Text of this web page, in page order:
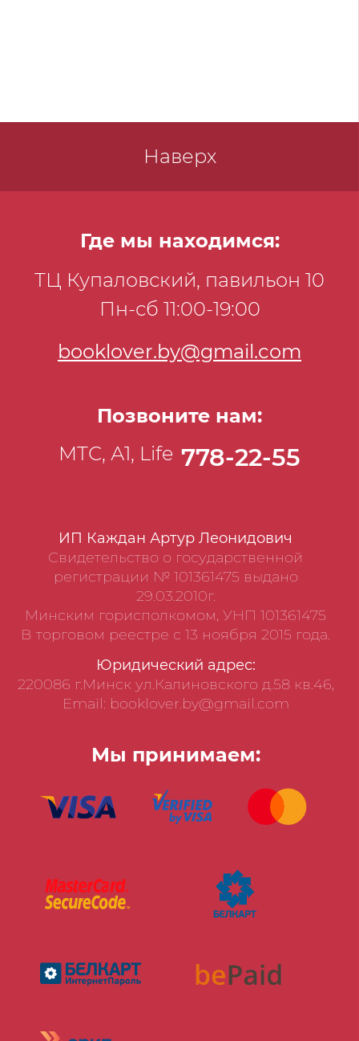
Наверх
ИП Каждан Артур Леонидович
Свидетельство о государственной
регистрации № 101361475 выдано
29.03.2010г.
Минским горисполкомом, УНП 101361475
В торговом реестре с 13 ноября 2015 года.
Юридический адрес:
220086 г.Минск ул.Калиновского д.58 кв.46,
Email: booklover.by@gmail.com
Мы принимаем:
Где мы находимся:
ТЦ Купаловский, павильон 10
Пн-сб 11:00-19:00
booklover.by@gmail.com
Позвоните нам:
МТС, А1, Life 778-22-55